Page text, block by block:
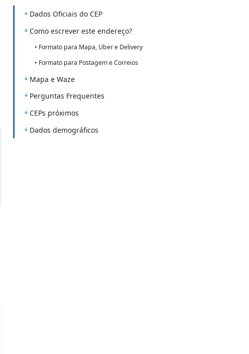
Dados Oficiais do CEP
Como escrever este endereço?
• Formato para Mapa, Uber e Delivery
• Formato para Postagem e Correios
Mapa e Waze
Perguntas Frequentes
CEPs próximos
Dados demográficos